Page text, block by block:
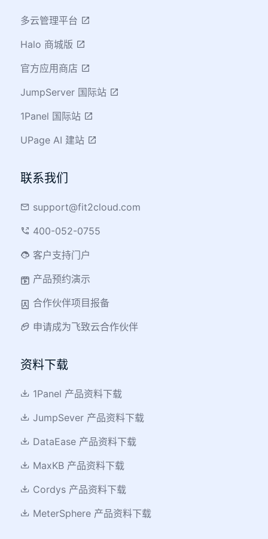
运维审计解决方案
江苏农信：JumpServer 堡垒机助力行业云
资产并实现高并发访问
多云管理平台
Halo 商城版
官方应用商店
JumpServer 国际站
1Panel 国际站
UPage AI 建站
联系我们
support@fit2cloud.com
400-052-0755
客户支持门户
产品预约演示
合作伙伴项目报备
申请成为飞致云合作伙伴
资料下载
1Panel 产品资料下载
JumpSever 产品资料下载
DataEase 产品资料下载
MaxKB 产品资料下载
Cordys 产品资料下载
MeterSphere 产品资料下载